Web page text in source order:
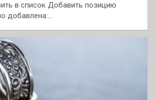
в список Добавить позицию
добавлена:…